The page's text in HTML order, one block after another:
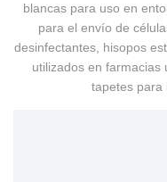
blancas para uso en
para el envío de
desinfectantes, hisopos
utilizados en farmacias
tapetes para